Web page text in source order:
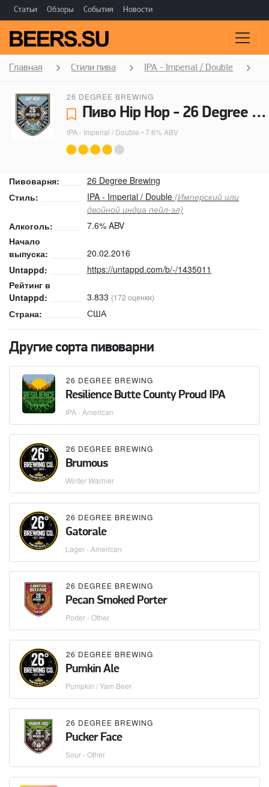
Статьи Обзоры События Новости
Главная Стили пива IPA - Imperial / Double
26 DEGREE BREWING
Пиво Hip Hop - 26 Degree Brewing
IPA - Imperial / Double • 7.6% ABV
Пивоварня:
26 Degree Brewing
Стиль:
IPA - Imperial / Double (Имперский или
двойной индиа пейл-эл)
Алкоголь:
7.6% ABV
Начало
выпуска:
20.02.2016
Untappd:
https://untappd.com/b/-/1435011
Рейтинг в
Untappd:
3.833 (172 оценки)
Страна: США
Другие сорта пивоварни
26 DEGREE BREWING
Resilience Butte County Proud IPA
IPA - American
26 DEGREE BREWING
Brumous
Winter Warmer
26 DEGREE BREWING
Gatorale
Lager - American
26 DEGREE BREWING
Pecan Smoked Porter
Porter - Other
26 DEGREE BREWING
Pumkin Ale
Pumpkin / Yam Beer
26 DEGREE BREWING
Pucker Face
Sour - Other